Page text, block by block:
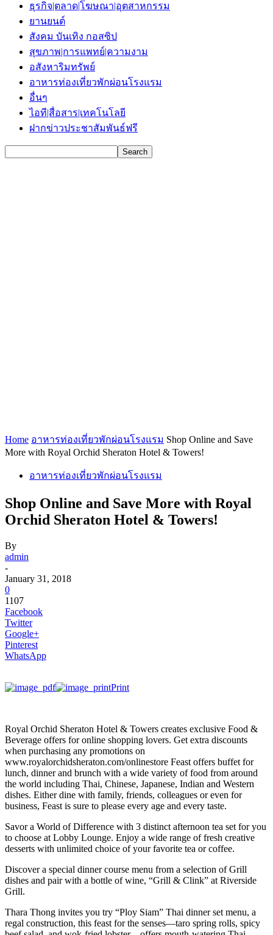
ธุรกิจ|ตลาด|โฆษณา|อุตสาหกรรม
ยานยนต์
สังคม บันเทิง กอสซิป
สุขภาพ|การแพทย์|ความงาม
อสังหาริมทรัพย์
อาหารท่องเที่ยวพักผ่อนโรงแรม
อื่นๆ
ไอที|สื่อสาร|เทคโนโลยี
ฝากข่าวประชาสัมพันธ์ฟรี
Home อาหารท่องเที่ยวพักผ่อนโรงแรม Shop Online and Save
More with Royal Orchid Sheraton Hotel & Towers!
อาหารท่องเที่ยวพักผ่อนโรงแรม
Shop Online and Save More with Royal
Orchid Sheraton Hotel & Towers!
By
admin
-
January 31, 2018
0
1107
Facebook
Twitter
Google+
Pinterest
WhatsApp
Print
Royal Orchid Sheraton Hotel & Towers creates exclusive Food &
Beverage offers for online shopping lovers. Get extra discounts
when purchasing any promotions on
www.royalorchidsheraton.com/onlinestore Feast offers buffet for
lunch, dinner and brunch with a wide variety of food from around
the world including Thai, Chinese, Japanese, Indian and Western
dishes. Either dine with family, friends, colleagues or even for
business, Feast is sure to please every age and every taste.
Savor a World of Difference with 3 distinct afternoon tea set for you
to choose at Lobby Lounge. Enjoy a wide range of fresh creative
desserts with unlimited choice of your favorite tea or coffee.
Discover a special dinner course menu from a selection of Grill
dishes and pair with a bottle of wine, “Grill & Clink” at Riverside
Grill.
Thara Thong invites you try “Ploy Siam” Thai dinner set menu, a
regal construction, this feast for the senses—taro spring rolls, spicy